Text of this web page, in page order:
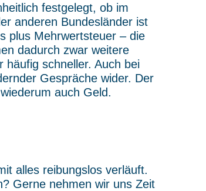
festgelegt, ob im
anderen Bundesländer ist
plus Mehrwertsteuer – die
dadurch zwar weitere
häufig schneller. Auch bei
Gespräche wider. Der
auch Geld.
alles reibungslos verläuft.
Gerne nehmen wir uns Zeit